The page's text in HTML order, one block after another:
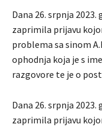
Dana 26. srpnja 2023.
zaprimila prijavu
problema sa sinom
ophodnja koja je s
razgovore te je o
Dana 26. srpnja 2023.
zaprimila prijavu